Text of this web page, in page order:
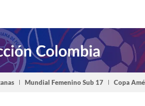
Mundial Femenino Sub 17 Copa